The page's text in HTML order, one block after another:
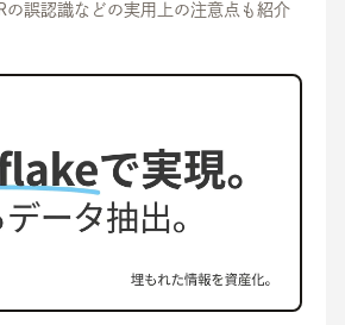
の誤認識などの実用上の注意点も紹介